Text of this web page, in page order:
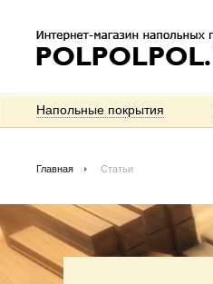
Напольные покрытия
Главная Статьи